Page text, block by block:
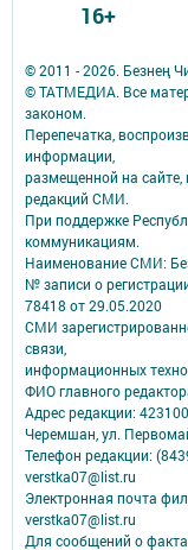
© 2011 - 2026. Безнең
© ТАТМЕДИА. Все
законом.
Перепечатка,
информации,
размещенной на сайте,
редакций СМИ.
При поддержке
коммуникациям.
Наименование СМИ:
№ записи о
78418 от 29.05.2020
СМИ
связи,
информационных
ФИО главного
Адрес редакции:
Черемшан, ул.
Телефон редакции:
verstka07@list.ru
Электронная почта
verstka07@list.ru
Для сообщений о
16+